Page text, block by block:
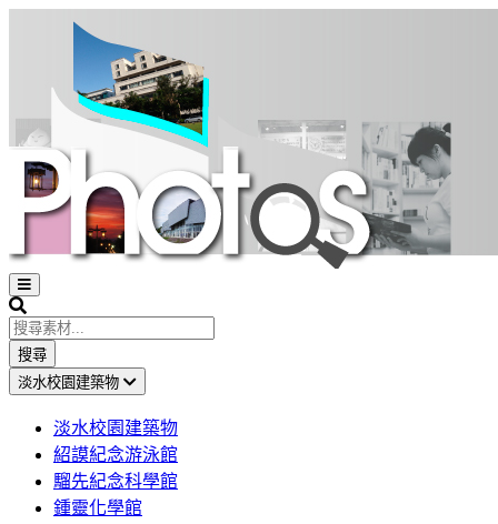
Open
sidebar
Search
搜尋
淡水校園建築物
淡水校園建築物
紹謨紀念游泳館
騮先紀念科學館
鍾靈化學館